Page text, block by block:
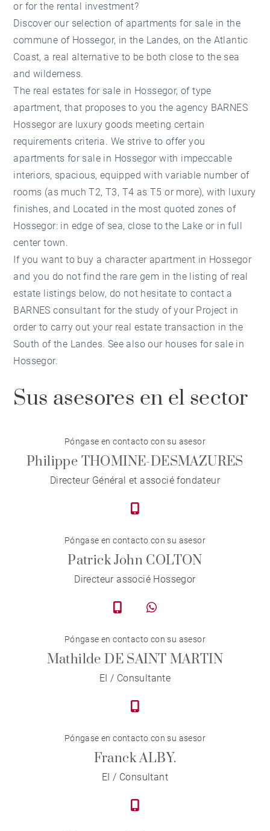
or for the rental investment?
Discover our selection of apartments for sale in the
commune of Hossegor, in the Landes, on the Atlantic
Coast, a real alternative to be both close to the sea
and wilderness.
The real estates for sale in Hossegor, of type
apartment, that proposes to you the agency BARNES
Hossegor are luxury goods meeting certain
requirements criteria. We strive to offer you
apartments for sale in Hossegor with impeccable
interiors, spacious, equipped with variable number of
rooms (as much T2, T3, T4 as T5 or more), with luxury
finishes, and Located in the most quoted zones of
Hossegor: in edge of sea, close to the Lake or in full
center town.
If you want to buy a character apartment in Hossegor
and you do not find the rare gem in the listing of real
estate listings below, do not hesitate to contact a
BARNES consultant for the study of your Project in
order to carry out your real estate transaction in the
South of the Landes. See also our houses for sale in
Hossegor.
Sus asesores en el sector
Póngase en contacto con su asesor
Philippe THOMINE-DESMAZURES
Directeur Général et associé fondateur
Póngase en contacto con su asesor
Patrick John COLTON
Directeur associé Hossegor
Póngase en contacto con su asesor
Mathilde DE SAINT MARTIN
EI / Consultante
Póngase en contacto con su asesor
Franck ALBY.
EI / Consultant